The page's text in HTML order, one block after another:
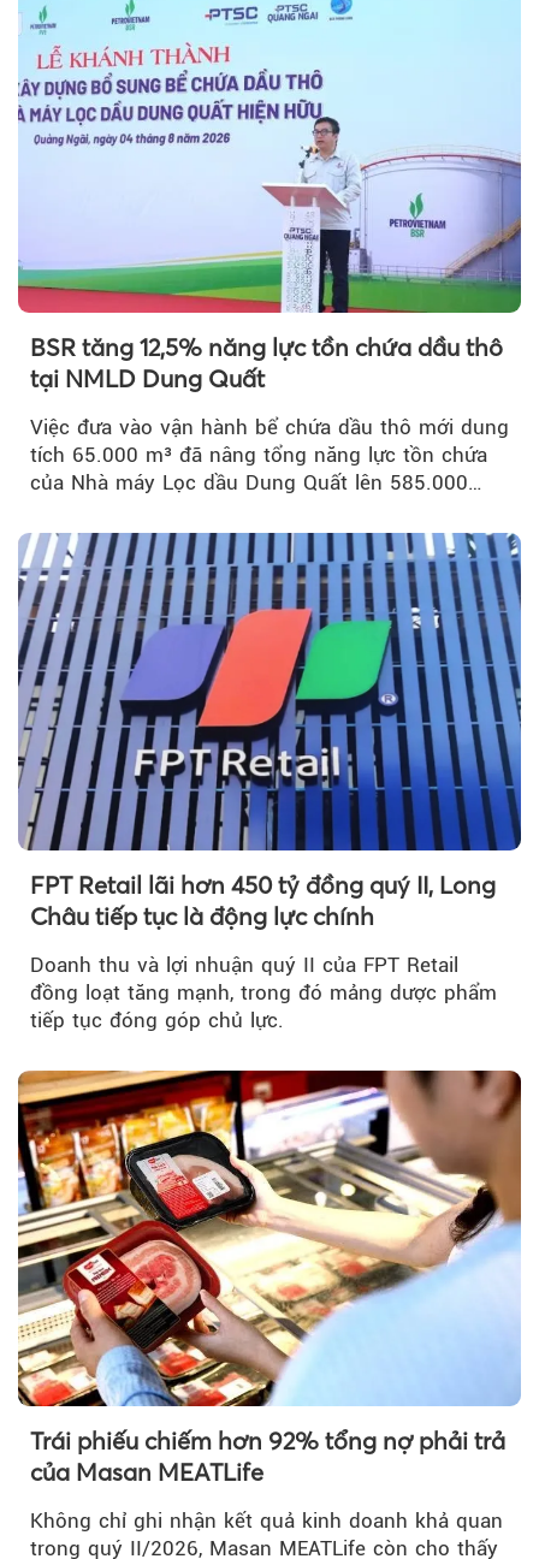
BSR tăng 12,5% năng lực tồn chứa dầu thô
tại NMLD Dung Quất
Việc đưa vào vận hành bể chứa dầu thô mới dung
tích 65.000 m³ đã nâng tổng năng lực tồn chứa
của Nhà máy Lọc dầu Dung Quất lên 585.000
FPT Retail lãi hơn 450 tỷ đồng quý II, Long
Châu tiếp tục là động lực chính
Doanh thu và lợi nhuận quý II của FPT Retail
đồng loạt tăng mạnh, trong đó mảng dược phẩm
tiếp tục đóng góp chủ lực.
Trái phiếu chiếm hơn 92% tổng nợ phải trả
của Masan MEATLife
Không chỉ ghi nhận kết quả kinh doanh khả quan
trong quý II/2026, Masan MEATLife còn cho thấy